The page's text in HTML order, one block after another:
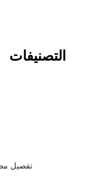
التصنيفات
تفصيل